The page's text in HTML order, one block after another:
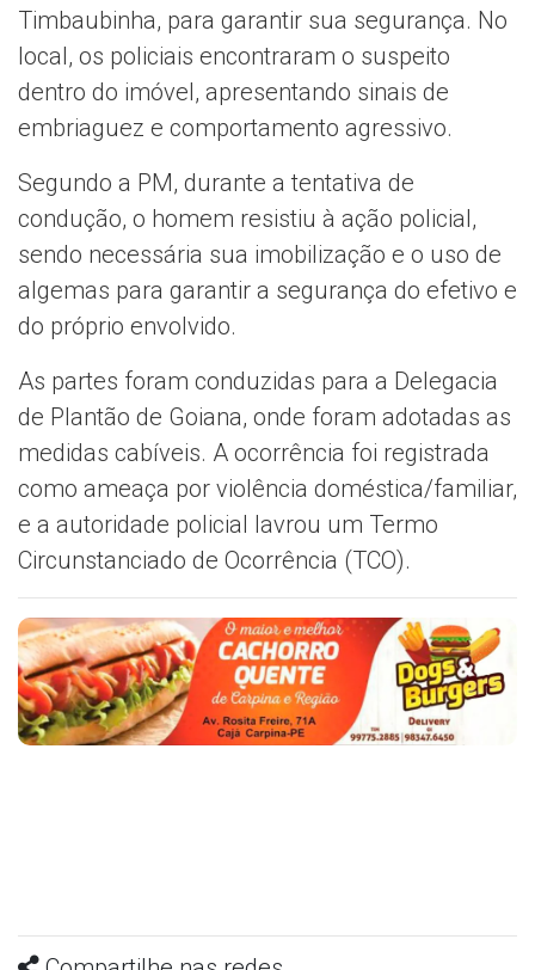
Timbaubinha, para garantir sua segurança. No
local, os policiais encontraram o suspeito
dentro do imóvel, apresentando sinais de
embriaguez e comportamento agressivo.
Segundo a PM, durante a tentativa de
condução, o homem resistiu à ação policial,
sendo necessária sua imobilização e o uso de
algemas para garantir a segurança do efetivo e
do próprio envolvido.
As partes foram conduzidas para a Delegacia
de Plantão de Goiana, onde foram adotadas as
medidas cabíveis. A ocorrência foi registrada
como ameaça por violência doméstica/familiar,
e a autoridade policial lavrou um Termo
Circunstanciado de Ocorrência (TCO).